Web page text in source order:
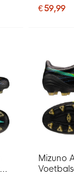
Wit
€ 59,99
Mizuno